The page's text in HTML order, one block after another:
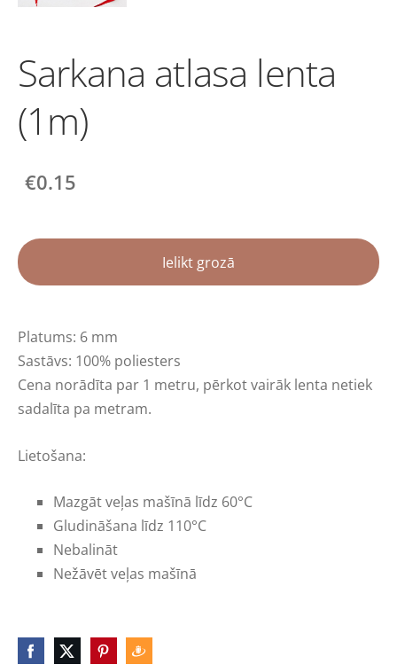
Sarkana atlasa lenta
(1m)
€0.15
Ielikt grozā
Platums: 6 mm
Sastāvs: 100% poliesters
Cena norādīta par 1 metru, pērkot vairāk lenta netiek
sadalīta pa metram.
Lietošana:
Mazgāt veļas mašīnā līdz 60°C
Gludināšana līdz 110°C
Nebalināt
Nežāvēt veļas mašīnā